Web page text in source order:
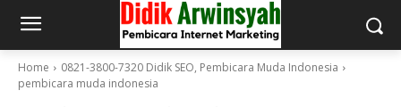
Home
0821-3800-7320 Didik SEO, Pembicara Muda Indonesia
pembicara muda indonesia